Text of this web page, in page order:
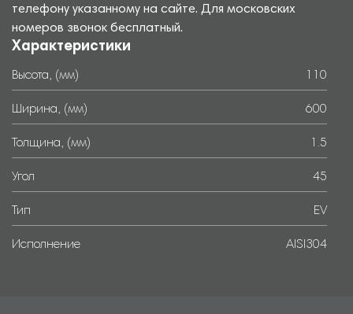
телефону указанному на сайте. Для московских
номеров звонок бесплатный.
Характеристики
Высота, (мм) 110
Ширина, (мм) 600
Толщина, (мм) 1.5
Угол 45
Тип EV
Исполнение AISI304